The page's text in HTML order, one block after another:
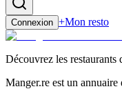
Connexion +Mon resto
Découvrez les restaurants
Manger.re est un annuaire